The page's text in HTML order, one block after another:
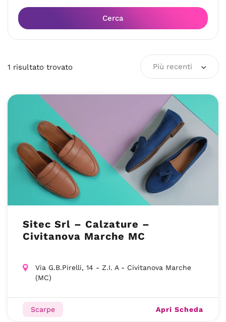
Cerca
1 risultato trovato Più recenti
Sitec Srl – Calzature –
Civitanova Marche MC
Via G.B.Pirelli, 14 - Z.I. A - Civitanova Marche
(MC)
Scarpe Apri Scheda